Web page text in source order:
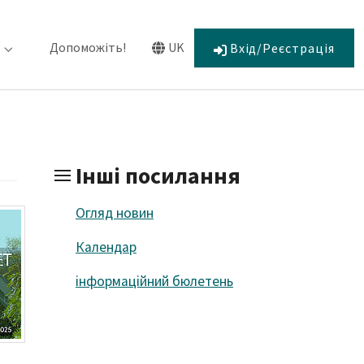
Submenu for "Про нас"
Допоможіть! UK
Submenu for "Language"
Вхід/Реєстрація
Інші посилання
Огляд новин
Календар
інформаційний бюлетень